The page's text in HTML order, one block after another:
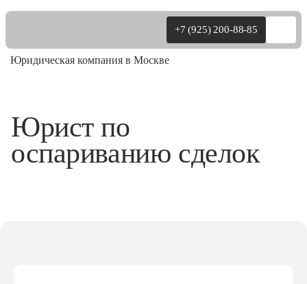
+7 (925) 200-88-85
Физ.лица
Юр.лица
Юридическая компания в Москве
Юрист по
оспариванию сделок